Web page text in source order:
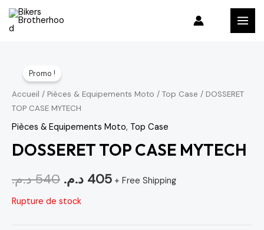
Aller
Promo !
Accueil / Pièces & Equipements Moto / Top Case / DOSSERET
TOP CASE MYTECH
Pièces & Equipements Moto, Top Case
DOSSERET TOP CASE MYTECH
540 د.م.
prix
initial
était :
540 د.م..
405 د.م.
prix
est :
405 د.م..
+ Free Shipping
Rupture de stock